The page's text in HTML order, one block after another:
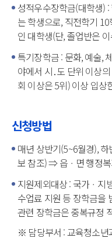
성적우수장학금(대학생)
는 학생으로, 직전학기
인 대학생(단, 졸업반은
특기장학금 : 문화, 예술,
야에서 시․도 단위 이상
회 이상은 5위) 이상 입상
신청방법
매년 상반기(5~6월경),
보 참조) ⇒ 읍ㆍ면 행정
지원제외대상 : 국가ㆍ지
수업료 지원 등 장학금을
관련 장학금은 중복규정
※ 담당부서 : 교육청소